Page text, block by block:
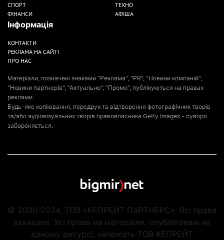
СПОРТ
ФІНАНСИ
ТЕХНО
АФІША
Інформація
КОНТАКТИ
РЕКЛАМА НА САЙТІ
ПРО НАС
Матеріали, позначені знаками "Реклама", "PR", "Новини компаній",
"Новини партнерів", "Актуально", "Промо", публікуються на правах
реклами.
Будь-яке копіювання, передрук та відтворення фотографічних творів
та/або аудіовізуальних творів правовласника Getty Images - суворо
забороняється.
© 2000-2024, ТОВ «КЕПРЕЙТ ПАРТНЕРС». Всі права
захищені. Усі права на матеріали, опубліковані на
даному ресурсі, належать ТОВ КЕПРЕЙТ